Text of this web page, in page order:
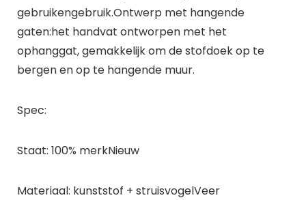
gebruikengebruik.Ontwerp met hangende
gaten:het handvat ontworpen met het
ophanggat, gemakkelijk om de stofdoek op te
bergen en op te hangende muur.
Spec:
Staat: 100% merkNieuw
Materiaal: kunststof + struisvogelVeer